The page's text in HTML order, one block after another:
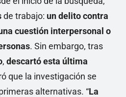
de trabajo: un delito contra
cuestión interpersonal o
. Sin embargo, tras
, descartó esta última
que la investigación se
alternativas. “La